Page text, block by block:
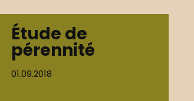
Étude de
pérennité
01.09.2018